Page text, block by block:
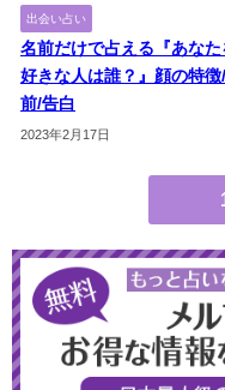
出会い占い
名前だけで占える『あなた
好きな人は誰？』顔の特徴
前/告白
2023年2月17日